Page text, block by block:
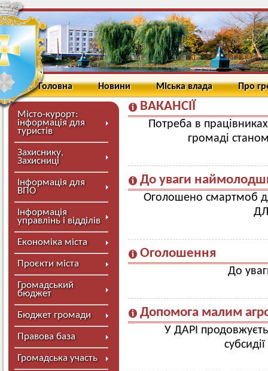
Головна Новини Міська влада Про
Місто-курорт:
інформація для
туристів
Захиснику,
Захисниці
Інформація для
ВПО
Інформація
управлінь і відділів
Економіка міста
Проєкти міста
Громадський
бюджет
Бюджет громади
Правова база
Громадська участь
ВАКАНСІЇ
Потреба в
громаді
До уваги
Оголошено смартмоб
Оголошення
До
Допомога малим
У ДАРІ